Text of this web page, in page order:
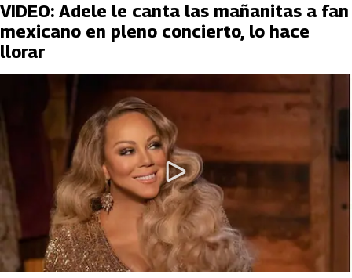
VIDEO: Adele le canta las mañanitas a fan
mexicano en pleno concierto, lo hace
llorar